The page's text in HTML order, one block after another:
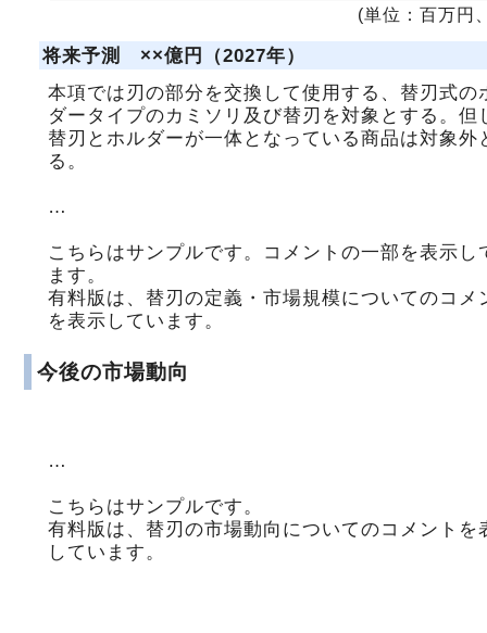
(単位：百万円
将来予測 ××億円（2027年）
本項では刃の部分を交換して使用する、替刃式の
ダータイプのカミソリ及び替刃を対象とする。但
替刃とホルダーが一体となっている商品は対象外
る。
…
こちらはサンプルです。コメントの一部を表示し
ます。
有料版は、替刃の定義・市場規模についてのコメ
を表示しています。
今後の市場動向
…
こちらはサンプルです。
有料版は、替刃の市場動向についてのコメントを
しています。